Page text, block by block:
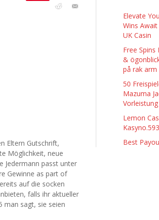
LEARN TO CREATE YOUR OWN NAIL
JASON ANDERSON
KRISTEN R SMITH,
Eltern Gutschrift,
Möglichkeit, neue
Jedermann passt unter
Gewinne as part of
auf die socken
falls ihr aktueller
man sagt, sie seien
Elevate
Wins
UK Casin
Free
&
på rak arm
50
Mazuma
Vorleistung
Lemon
Kasyno.593
Best